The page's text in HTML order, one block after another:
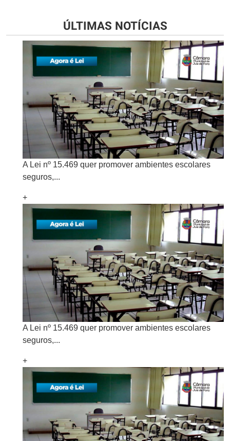
ÚLTIMAS NOTÍCIAS
A Lei nº 15.469 quer promover ambientes escolares
seguros,...
+
A Lei nº 15.469 quer promover ambientes escolares
seguros,...
+